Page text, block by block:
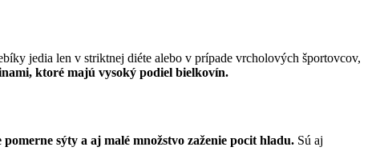
jedia len v striktnej diéte alebo v prípade vrcholových športovcov,
ktoré majú vysoký podiel bielkovín.
sýty a aj malé množstvo zaženie pocit hladu. Sú aj